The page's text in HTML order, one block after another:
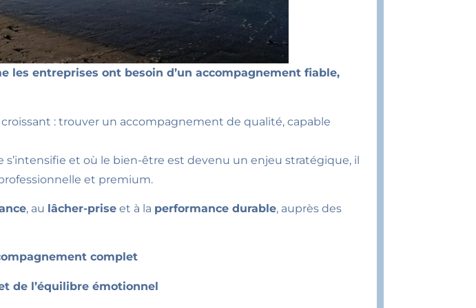
les entreprises ont besoin d’un accompagnement fiable,
croissant : trouver un accompagnement de qualité, capable
et où le bien-être est devenu un enjeu stratégique, il
et premium.
, au lâcher-prise et à la performance durable, auprès des
complet
de l’équilibre émotionnel